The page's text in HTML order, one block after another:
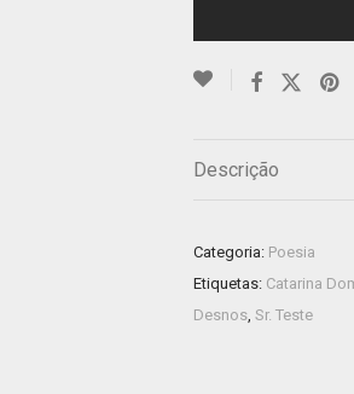
Descrição
Categoria: Poesia
Etiquetas: Catarina
Desnos, Sr. Teste